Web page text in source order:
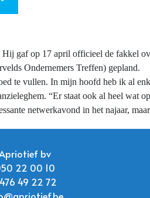
gaf op 17 april officieel de fakkel
Ondernemers Treffen) gepland.
te vullen. In mijn hoofd heb ik al
“Er staat ook al heel wat
netwerkavond in het najaar,
bv
22 00 10
49 22 72